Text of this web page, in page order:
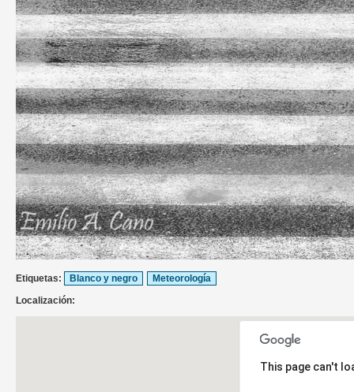
Etiquetas: Blanco y negro
Meteorología
Localización:
This page can't